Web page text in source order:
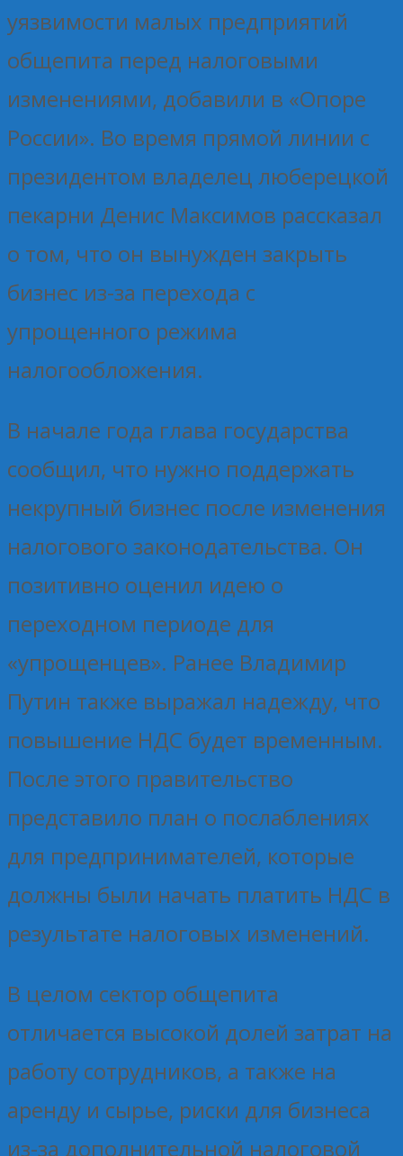
уязвимости малых предприятий
общепита перед налоговыми
изменениями, добавили в «Опоре
России». Во время прямой линии с
президентом владелец люберецкой
пекарни Денис Максимов рассказал
о том, что он вынужден закрыть
бизнес из-за перехода с
упрощенного режима
налогообложения.
В начале года глава государства
сообщил, что нужно поддержать
некрупный бизнес после изменения
налогового законодательства. Он
позитивно оценил идею о
переходном периоде для
«упрощенцев». Ранее Владимир
Путин также выражал надежду, что
повышение НДС будет временным.
После этого правительство
представило план о послаблениях
для предпринимателей, которые
должны были начать платить НДС в
результате налоговых изменений.
В целом сектор общепита
отличается высокой долей затрат на
работу сотрудников, а также на
аренду и сырье, риски для бизнеса
из-за дополнительной налоговой